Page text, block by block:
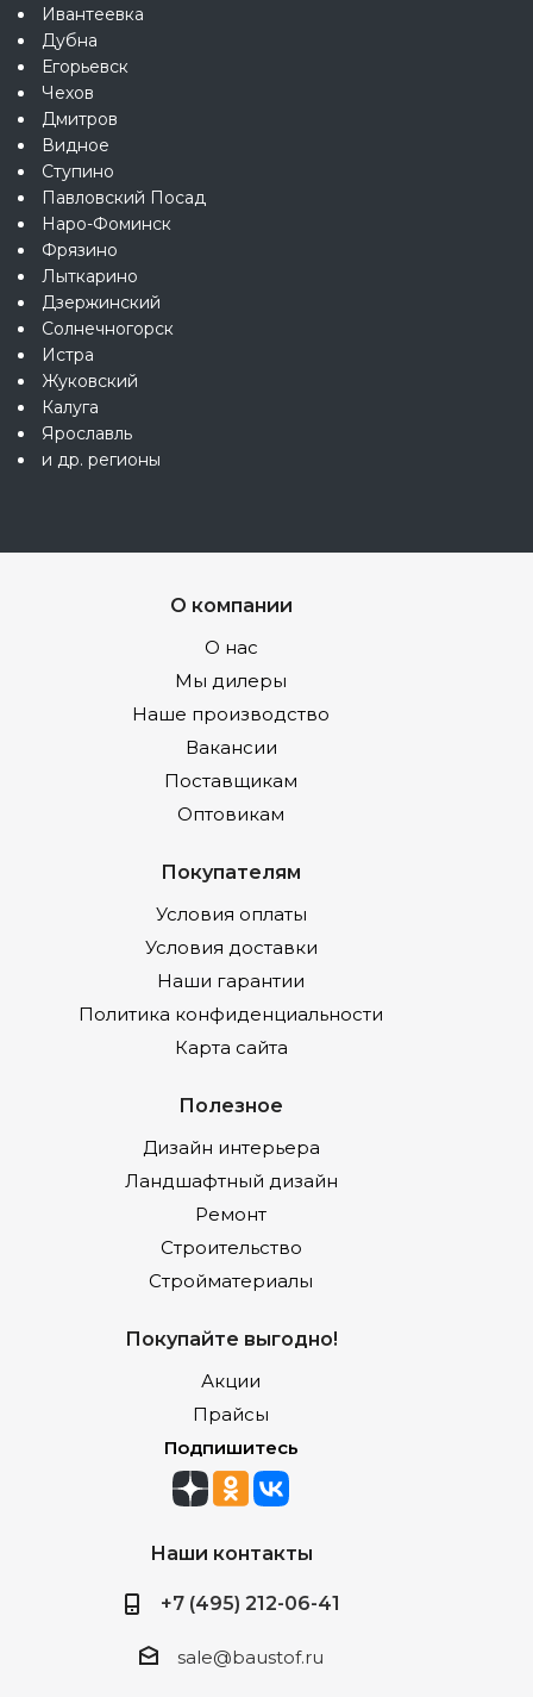
Ивантеевка
Дубна
Егорьевск
Чехов
Дмитров
Видное
Ступино
Павловский Посад
Наро-Фоминск
Фрязино
Лыткарино
Дзержинский
Солнечногорск
Истра
Жуковский
Калуга
Ярославль
и др. регионы
О компании
О нас
Мы дилеры
Наше производство
Вакансии
Поставщикам
Оптовикам
Покупателям
Условия оплаты
Условия доставки
Наши гарантии
Политика конфиденциальности
Карта сайта
Полезное
Дизайн интерьера
Ландшафтный дизайн
Ремонт
Строительство
Стройматериалы
Покупайте выгодно!
Акции
Прайсы
Подпишитесь
Наши контакты
+7 (495) 212-06-41
sale@baustof.ru